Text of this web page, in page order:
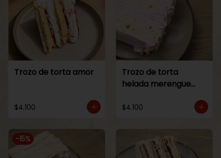
Trozo de torta amor
$4.100
Trozo de torta
helada merengue
$4.100
-15%